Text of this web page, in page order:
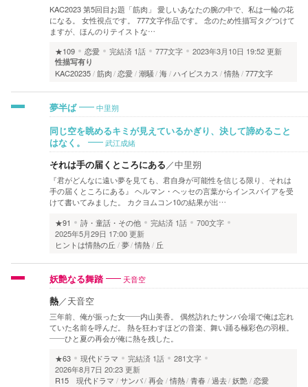
KAC2023 第5回目お題「筋肉」 愛しいあなたの腕の中で、私は一輪の花
になる。 女性視点です。 777文字作品です。 念のため性描写タグつけて
ますが、ほんのりテイストな…
★109
恋愛 完結済 1話 777文字 2023年3月10日 19:52 更新
性描写有り
KAC20235 筋肉 恋愛 潮騒 海 ハイビスカス 情熱 777文字
夢半ば 中里朔
同じ空を眺めるキミが見えているかぎり、決して諦めること
はなく。
武江成緒
それは手の届くところにある ／中里朔
『君がどんなに遠い夢を見ても、君自身が可能性を信じる限り、それは
手の届くところにある』 ヘルマン・ヘッセの言葉からインスパイアを受
けて書いてみました。 カクヨムコン10の結果が出…
★91
詩・童話・その他 完結済 1話
700文字
2025年5月29日 17:00 更新
ヒントは情熱の丘
夢 情熱 丘
妖艶なる舞踏 天音空
熱／天音空
三年前、俺が振った女——内山美香。 偶然訪れたサンバ会場で俺は忘れ
ていた名前を呼んだ。 熱を狂わすほどの音楽、舞い踊る極彩色の羽根。
——ひと夏の再会が俺に熱を残した。
★63
現代ドラマ 完結済 1話
281文字
2026年8月7日 20:23 更新
R15 現代ドラマ
サンバ 再会 情熱 青春 過去 妖艶 恋愛